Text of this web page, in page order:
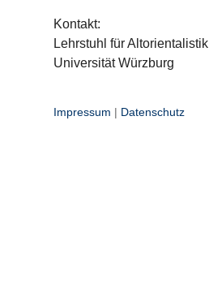
Kontakt:
Lehrstuhl für Altorientalistik
Universität Würzburg
Impressum | Datenschutz